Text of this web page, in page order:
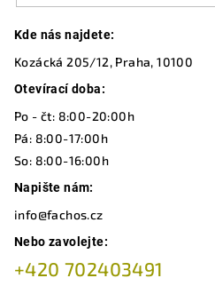
v
Kde nás najdete:
Kozácká 205/12, Praha, 10100
Otevírací doba:
Po - čt: 8:00-20:00h
Pá: 8:00-17:00h
So: 8:00-16:00h
Napište nám:
info@fachos.cz
Nebo zavolejte:
+420 702403491